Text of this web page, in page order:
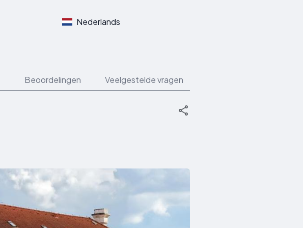
Nederlands
Beoordelingen Veelgestelde vragen